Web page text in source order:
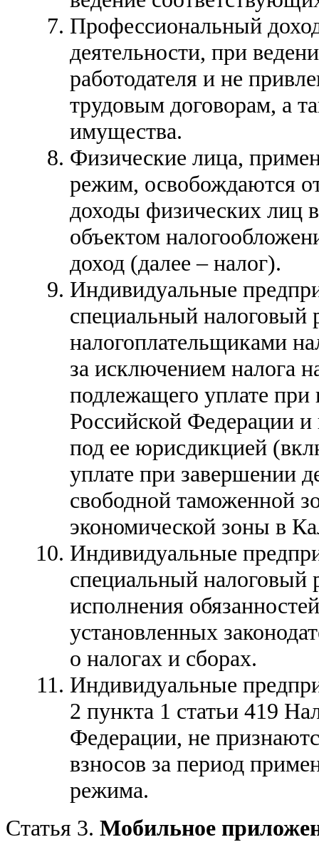
Профессиональный
деятельности, при
работодателя и не
трудовым договорам, а
имущества.
Физические лица,
режим, освобождаются
доходы физических лиц
объектом
доход (далее – налог).
Индивидуальные
специальный налоговый
налогоплательщиками
за исключением налога
подлежащего уплате при
Российской Федерации
под ее юрисдикцией
уплате при завершении
свободной таможенной
экономической зоны в
Индивидуальные
специальный налоговый
исполнения
установленных
о налогах и сборах.
Индивидуальные
2 пункта 1 статьи 419
Федерации, не
взносов за период
режима.
Статья 3. Мобильное